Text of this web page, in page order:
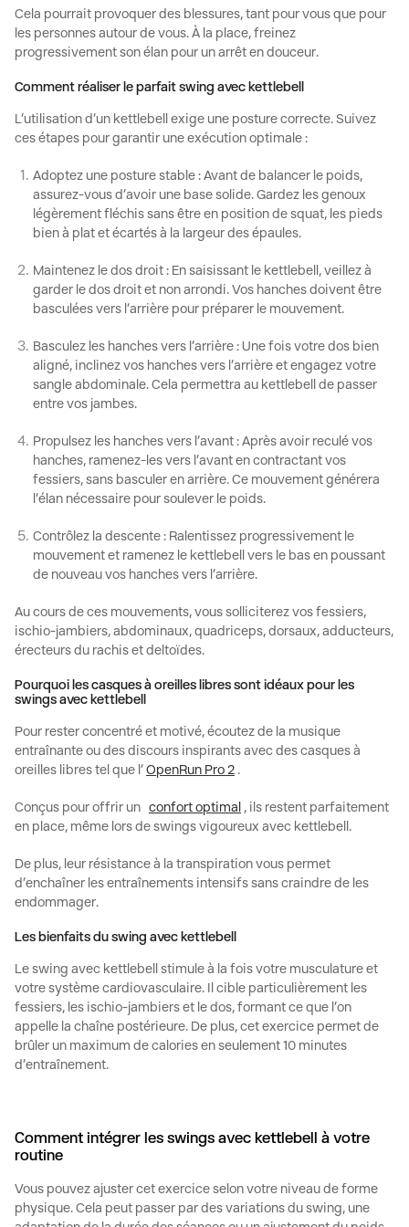
Cela pourrait provoquer des blessures, tant pour vous que pour
les personnes autour de vous. À la place, freinez
progressivement son élan pour un arrêt en douceur.
Comment réaliser le parfait swing avec kettlebell
L’utilisation d’un kettlebell exige une posture correcte. Suivez
ces étapes pour garantir une exécution optimale :
Adoptez une posture stable : Avant de balancer le poids,
assurez-vous d’avoir une base solide. Gardez les genoux
légèrement fléchis sans être en position de squat, les pieds
bien à plat et écartés à la largeur des épaules.
Maintenez le dos droit : En saisissant le kettlebell , veillez à
garder le dos droit et non arrondi. Vos hanches doivent être
basculées vers l’arrière pour préparer le mouvement.
Basculez les hanches vers l’arrière : Une fois votre dos bien
aligné, inclinez vos hanches vers l’arrière et engagez votre
sangle abdominale. Cela permettra au kettlebell
de passer
entre vos jambes.
Propulsez les hanches vers l’avant : Après avoir reculé vos
hanches, ramenez-les vers l’avant en contractant vos
fessiers, sans basculer en arrière. Ce mouvement générera
l’élan nécessaire pour soulever le poids.
Contrôlez la descente : Ralentissez progressivement le
mouvement et ramenez le kettlebell vers le bas en poussant
de nouveau vos hanches vers l’arrière.
Au cours de ces mouvements, vous solliciterez vos fessiers,
ischio-jambiers, abdominaux, quadriceps, dorsaux, adducteurs,
érecteurs du rachis et deltoïdes.
Pourquoi les casques à oreilles libres sont idéaux pour les
swings avec kettlebell
Pour rester concentré et motivé, écoutez de la musique
entraînante ou des discours inspirants avec des casques à
oreilles libres tel que l’ OpenRun Pro 2 .
Conçus pour offrir un confort optimal , ils restent parfaitement
en place, même lors de swings vigoureux avec kettlebell .
De plus, leur résistance à la transpiration vous permet
d’enchaîner les entraînements intensifs sans craindre de les
endommager.
Les bienfaits du swing avec kettlebell
Le swing avec kettlebell
stimule à la fois votre musculature et
votre système cardiovasculaire. Il cible particulièrement les
fessiers, les ischio-jambiers et le dos, formant ce que l’on
appelle la chaîne postérieure. De plus, cet exercice permet de
brûler un maximum de calories en seulement 10 minutes
d’entraînement.
Comment intégrer les swings avec kettlebell à votre
routine
Vous pouvez ajuster cet exercice selon votre niveau de forme
physique. Cela peut passer par des variations du swing, une